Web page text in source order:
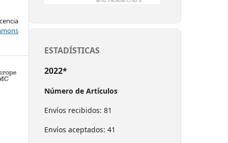
ESTADÍSTICAS
2022*
Número de Artículos
Envíos recibidos: 81
Envíos aceptados: 41